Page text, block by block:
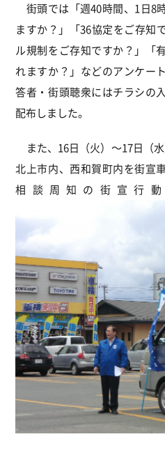
街頭では「週40時間、1日8
ますか？」「36協定をご存知
ル規制をご存知ですか？」「
れますか？」などのアンケー
答者・街頭聴衆にはチラシの
配布しました。
また、16日（火）～17日（水
北上市内、西和賀町内を街宣
相談周知の街宣行